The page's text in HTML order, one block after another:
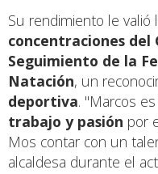
Su rendimiento le valió
concentraciones del
Seguimiento de la
Natación, un
deportiva. "Marcos
trabajo y pasión por
Mos contar con un
alcaldesa durante el